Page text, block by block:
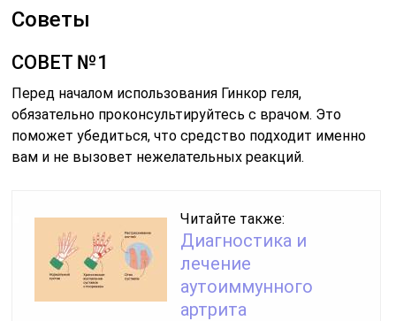
Советы
СОВЕТ №1
Перед началом использования Гинкор геля,
обязательно проконсультируйтесь с врачом. Это
поможет убедиться, что средство подходит именно
вам и не вызовет нежелательных реакций.
Читайте также:
Диагностика и
лечение
аутоиммунного
артрита